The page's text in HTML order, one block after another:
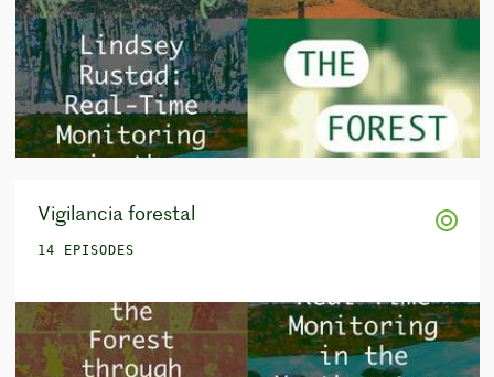
Vigilancia forestal
14 EPISODES